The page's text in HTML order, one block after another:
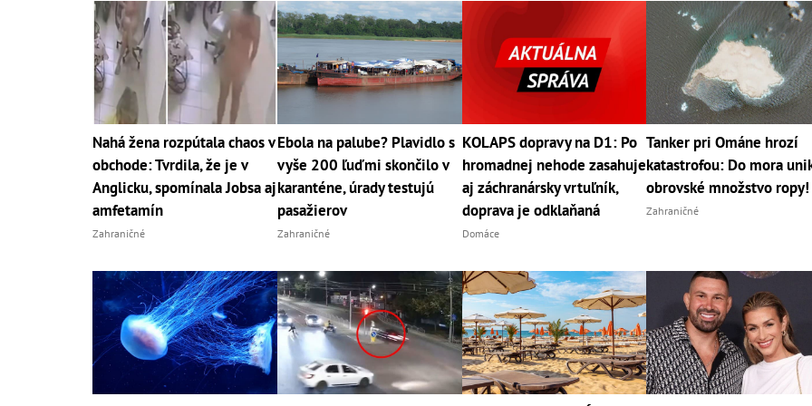
Nahá žena rozpútala chaos v
obchode: Tvrdila, že je v
Anglicku, spomínala Jobsa aj
amfetamín
Zahraničné
Ebola na palube? Plavidlo s
vyše 200 ľuďmi skončilo v
karanténe, úrady testujú
pasažierov
Zahraničné
KOLAPS dopravy na D1: Po
hromadnej nehode zasahuje
aj záchranársky vrtuľník,
doprava je odklaňaná
Domáce
Tanker pri Ománe hrozí
katastrofou: Do mora
obrovské množstvo ropy!
Zahraničné